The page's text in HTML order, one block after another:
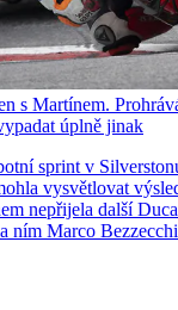
s Martínem.
úplně jinak
sprint v
vysvětlovat
nepřijela další
ním Marco